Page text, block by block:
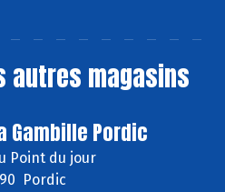
autres magasins
Gambille Pordic
Point du jour
Pordic